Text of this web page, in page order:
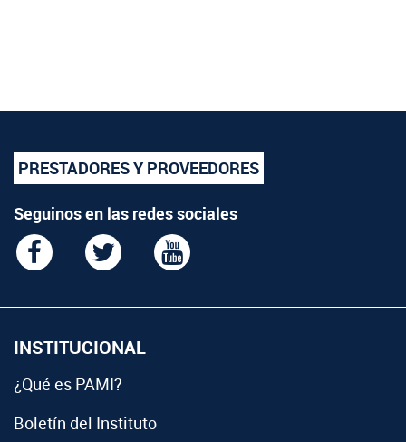
PRESTADORES Y PROVEEDORES
Seguinos en las redes sociales
INSTITUCIONAL
¿Qué es PAMI?
Boletín del Instituto